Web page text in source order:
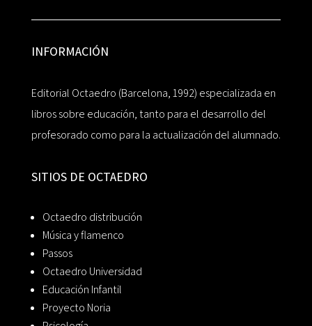
INFORMACIÓN
Editorial Octaedro (Barcelona, 1992) especializada en
libros sobre educación, tanto para el desarrollo del
profesorado como para la actualización del alumnado.
SITIOS DE OCTAEDRO
Octaedro distribución
Música y flamenco
Passos
Octaedro Universidad
Educación Infantil
Proyecto Noria